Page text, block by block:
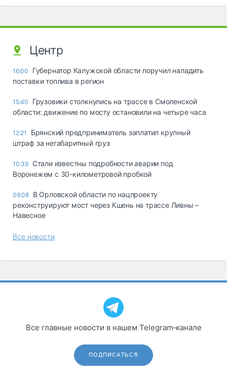
Центр
16:00
Губернатор Калужской области поручил наладить
поставки топлива в регион
15:40
Грузовики столкнулись на трассе в Смоленской
области: движение по мосту остановили на четыре часа
12:21
Брянский предприниматель заплатил крупный
штраф за негабаритный груз
10:39 Стали известны подробности аварии под
Воронежем с 30-километровой пробкой
09.08 В Орловской области по нацпроекту
реконструируют мост через Кшень на трассе Ливны –
Навесное
Все новости
Все главные новости в нашем Telegram‑канале
ПОДПИСАТЬСЯ